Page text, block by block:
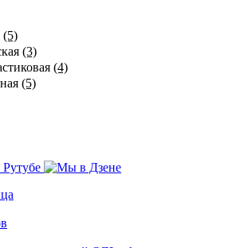
(5)
(3)
(4)
(5)